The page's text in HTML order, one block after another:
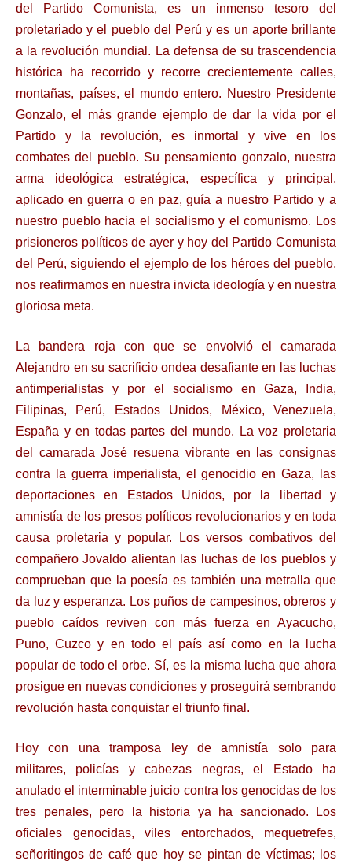
del Partido Comunista, es un inmenso tesoro del
proletariado y el pueblo del Perú y es un aporte brillante
a la revolución mundial. La defensa de su trascendencia
histórica ha recorrido y recorre crecientemente calles,
montañas, países, el mundo entero. Nuestro Presidente
Gonzalo, el más grande ejemplo de dar la vida por el
Partido y la revolución, es inmortal y vive en los
combates del pueblo. Su pensamiento gonzalo, nuestra
arma ideológica estratégica, específica y principal,
aplicado en guerra o en paz, guía a nuestro Partido y a
nuestro pueblo hacia el socialismo y el comunismo. Los
prisioneros políticos de ayer y hoy del Partido Comunista
del Perú, siguiendo el ejemplo de los héroes del pueblo,
nos reafirmamos en nuestra invicta ideología y en nuestra
gloriosa meta.
La bandera roja con que se envolvió el camarada
Alejandro en su sacrificio ondea desafiante en las luchas
antimperialistas y por el socialismo en Gaza, India,
Filipinas, Perú, Estados Unidos, México, Venezuela,
España y en todas partes del mundo. La voz proletaria
del camarada José resuena vibrante en las consignas
contra la guerra imperialista, el genocidio en Gaza, las
deportaciones en Estados Unidos, por la libertad y
amnistía de los presos políticos revolucionarios y en toda
causa proletaria y popular. Los versos combativos del
compañero Jovaldo alientan las luchas de los pueblos y
comprueban que la poesía es también una metralla que
da luz y esperanza. Los puños de campesinos, obreros y
pueblo caídos reviven con más fuerza en Ayacucho,
Puno, Cuzco y en todo el país así como en la lucha
popular de todo el orbe. Sí, es la misma lucha que ahora
prosigue en nuevas condiciones y proseguirá sembrando
revolución hasta conquistar el triunfo final.
Hoy con una tramposa ley de amnistía solo para
militares, policías y cabezas negras, el Estado ha
anulado el interminable juicio contra los genocidas de los
tres penales, pero la historia ya ha sancionado. Los
oficiales genocidas, viles entorchados, mequetrefes,
señoritingos de café que hoy se pintan de víctimas; los